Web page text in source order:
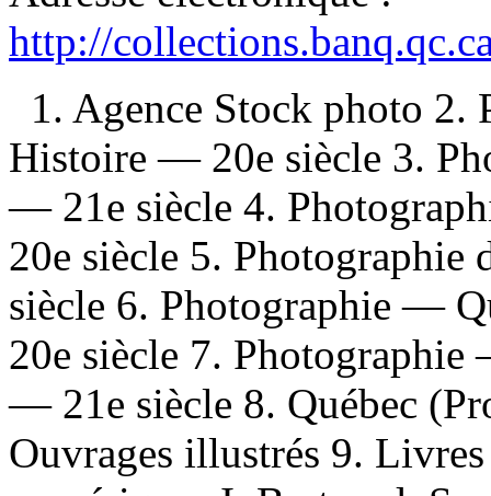
http://
1. Agence Stock photo
Histoire — 20e siècle 3.
— 21e siècle 4.
20e siècle 5.
siècle 6. Photographie —
20e siècle 7.
— 21e siècle 8. Québec
Ouvrages illustrés 9.